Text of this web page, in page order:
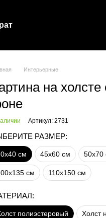
Интерьерные
на
Артикул: 2731
РАЗМЕР:
см 45х60 см 50х70
см 110х150 см
полиэстеровый Холст